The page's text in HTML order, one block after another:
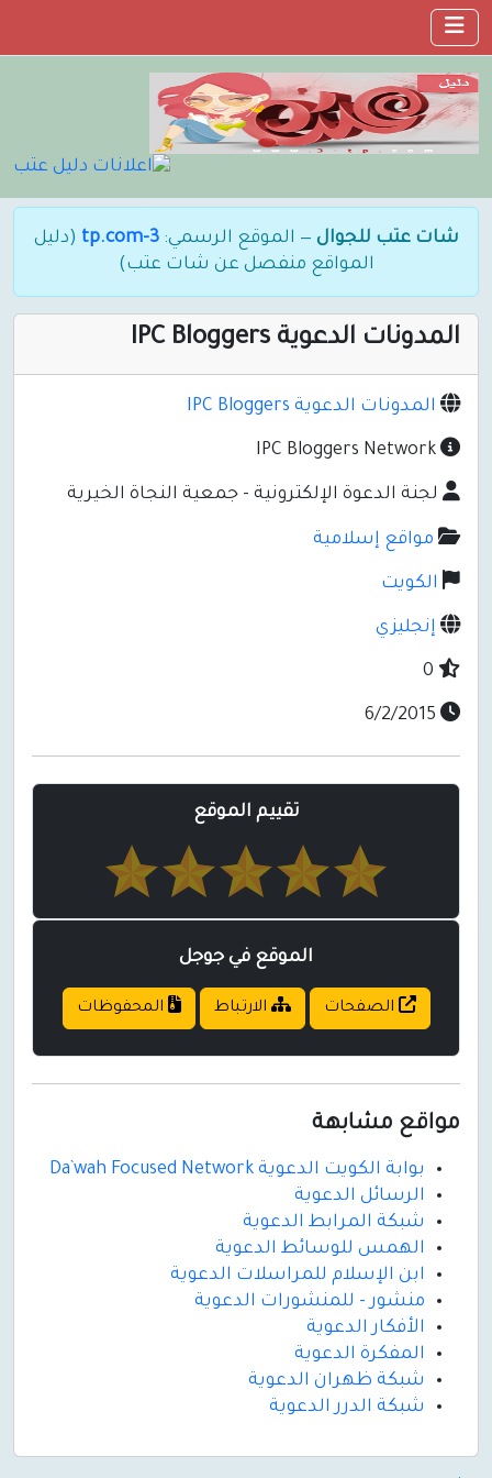
شات عتب للجوال — الموقع الرسمي:3-tp.com
(دليل
المواقع منفصل عن شات عتب)
المدونات الدعوية IPC Bloggers
المدونات الدعوية IPC Bloggers
لجنة الدعوة الإلكترونية - جمعية النجاة الخيرية
مواقع إسلامية
الكويت
إنجليزي
تقييم الموقع
الموقع في جوجل
الصفحات الارتباط المحفوظات
مواقع مشابهة
بوابة الكويت الدعوية Da`wah Focused Network
الرسائل الدعوية
شبكة المرابط الدعوية
الهمس للوسائط الدعوية
ابن الإسلام للمراسلات الدعوية
منشور - للمنشورات الدعوية
الأفكار الدعوية
المفكرة الدعوية
شبكة ظهران الدعوية
شبكة الدرر الدعوية